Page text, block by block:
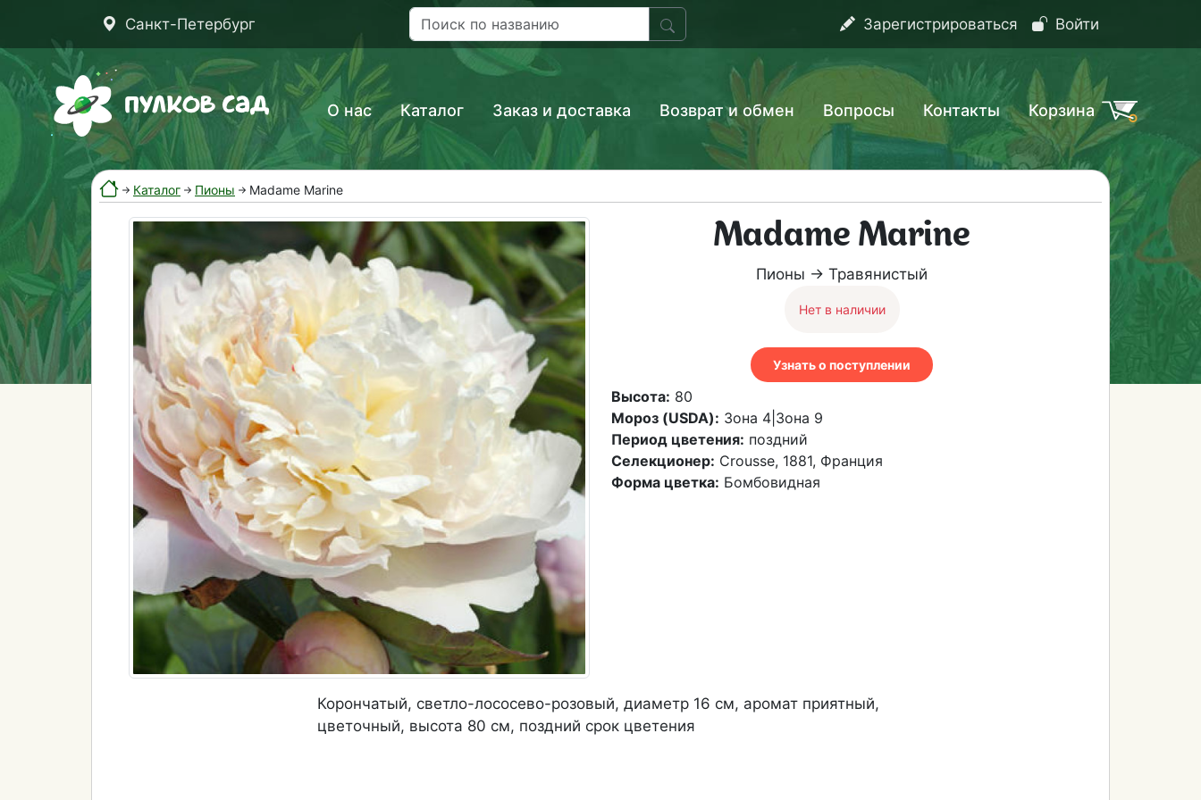
Санкт-Петербург Зарегистрироваться Войти
О нас Каталог Заказ и доставка Возврат и обмен Вопросы Контакты Корзина
Каталог Пионы Madame Marine
Madame Marine
Пионы → Травянистый
Нет в наличии
Узнать о поступлении
Высота: 80
Мороз (USDA): Зона 4|Зона 9
Период цветения: поздний
Селекционер: Crousse, 1881, Франция
Форма цветка: Бомбовидная
Корончатый, светло-лососево-розовый, диаметр 16 см, аромат приятный,
цветочный, высота 80 см, поздний срок цветения